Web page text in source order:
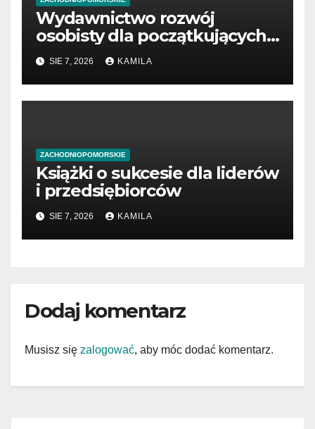
Wydawnictwo rozwój
osobisty dla początkujących
przedsiębiorców
SIE 7, 2026 KAMILA
ZACHODNIOPOMORSKIE
Książki o sukcesie dla liderów
i przedsiębiorców
SIE 7, 2026 KAMILA
Dodaj komentarz
Musisz się zalogować, aby móc dodać komentarz.